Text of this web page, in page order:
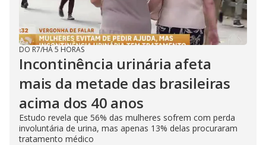
DO R7/HÁ 5 HORAS
Incontinência urinária afeta
mais da metade das brasileiras
acima dos 40 anos
Estudo revela que 56% das mulheres sofrem com perda
involuntária de urina, mas apenas 13% delas procuraram
tratamento médico